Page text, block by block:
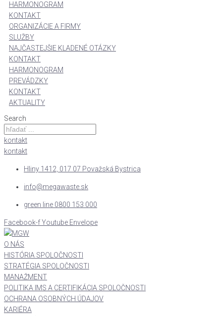
HARMONOGRAM
KONTAKT
ORGANIZÁCIE A FIRMY
SLUŽBY
NAJČASTEJŠIE KLADENÉ OTÁZKY
KONTAKT
HARMONOGRAM
PREVÁDZKY
KONTAKT
AKTUALITY
Search
kontakt
kontakt
Hliny 1412, 017 07 Považská Bystrica
info@megawaste.sk
green line 0800 153 000
Facebook-fYoutube Envelope
O NÁS
HISTÓRIA SPOLOČNOSTI
STRATÉGIA SPOLOČNOSTI
MANAŽMENT
POLITIKA IMS A CERTIFIKÁCIA SPOLOČNOSTI
OCHRANA OSOBNÝCH ÚDAJOV
KARIÉRA